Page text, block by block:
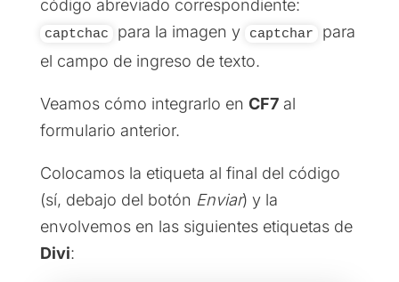
código abreviado correspondiente:
captchac para la imagen y captchar
para
el campo de ingreso de texto.
Veamos cómo integrarlo en CF7al
formulario anterior.
Colocamos la etiqueta al final del código
(sí, debajo del botón Enviar) y la
envolvemos en las siguientes etiquetas de
Divi: